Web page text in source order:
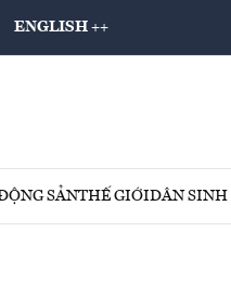
ENGLISH ++
SẢNTHẾ GIỚIDÂN SINH